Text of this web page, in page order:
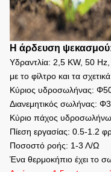
Η άρδευση
Υδραντλία: 2,5 KW, 50 Hz,
με το φίλτρο και τα
Κύριος υδροσωλήνας: Φ50
Διανεμητικός σωλήνας:
Κύριο πάχος
Πίεση εργασίας: 0.5-1.2
Ποσοστό ροής: 1-3 Λ/Ω
Ένα θερμοκήπιο έχει το